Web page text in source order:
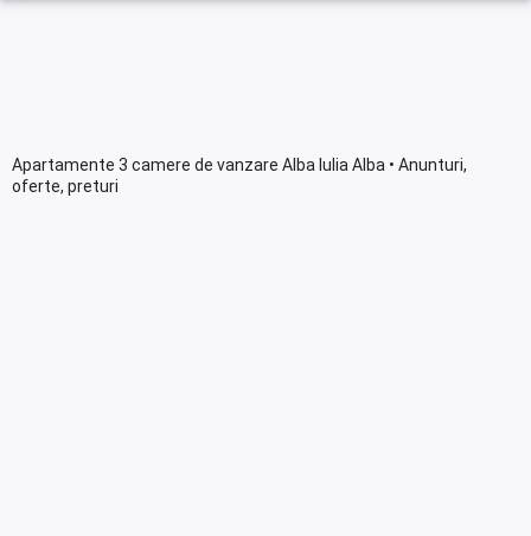
Apartamente 3 camere de vanzare Alba Iulia Alba • Anunturi,
oferte, preturi